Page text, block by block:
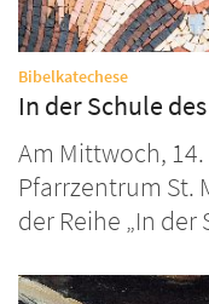
Bibelkatechese:
In der Schule
Am Mittwoch,
Pfarrzentrum St.
der Reihe „In der